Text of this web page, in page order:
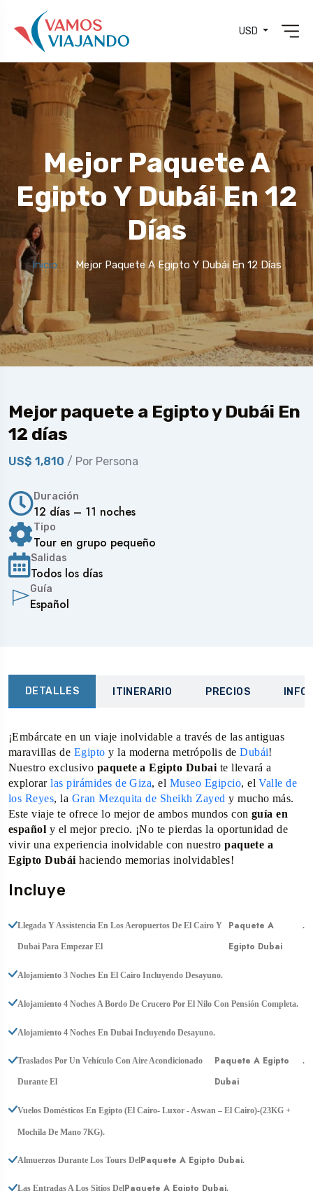
USD
Mejor Paquete A
Egipto Y Dubái En 12
Días
Inicio Mejor Paquete A Egipto Y Dubái En 12 Días
Mejor paquete a Egipto y Dubái En
12 días
US$ 1,810 / Por Persona
Duración
12 días – 11 noches
Tipo
Tour en grupo pequeño
Salidas
Todos los días
Guía
Español
DETALLES ITINERARIO PRECIOS
¡Embárcate en un viaje inolvidable a través de las antiguas
maravillas de Egipto y la moderna metrópolis deDubái!
Nuestro exclusivo paquete a Egipto Dubai te llevará a
explorarlas pirámides de Giza, el Museo Egipcio, elValle de
los Reyes, la Gran Mezquita de Sheikh Zayed y mucho más.
Este viaje te ofrece lo mejor de ambos mundos conguía en
español y el mejor precio. ¡No te pierdas la oportunidad de
vivir una experiencia inolvidable con nuestropaquete a
Egipto Dubái haciendo memorias inolvidables!
Incluye
Llegada Y Assistencia En Los Aeropuertos De El Cairo Y
Dubai Para Empezar El
Paquete A
Egipto Dubai
.
Alojamiento 3 Noches En El Cairo Incluyendo Desayuno.
Alojamiento 4 Noches A Bordo De Crucero Por El Nilo Con Pensión Completa.
Alojamiento 4 Noches En Dubai Incluyendo Desayuno.
Traslados Por Un Vehículo Con Aire Acondicionado
Durante El
Paquete A Egipto
Dubai
.
Vuelos Domésticos En Egipto (El Cairo- Luxor - Aswan – El Cairo)-(23KG +
Mochila De Mano 7KG).
Almuerzos Durante Los Tours DelPaquete A Egipto Dubai.
Las Entradas A Los Sitios DelPaquete A Egipto Dubai.